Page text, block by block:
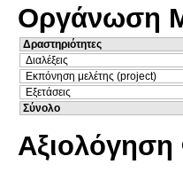
Οργάνωση
Δραστηριότητες
Διαλέξεις
Εκπόνηση μελέτης (project)
Εξετάσεις
Σύνολο
Αξιολόγηση